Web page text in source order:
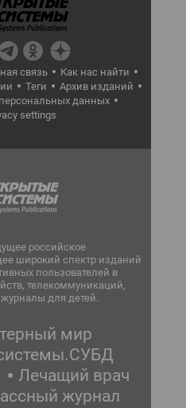
связь
Как нас найти
Теги
Архив изданий
данных
settings
российское
широкий спектр изданий
пользователей в
телекоммуникаций,
для детей.
мир
Лечащий врач
журнал